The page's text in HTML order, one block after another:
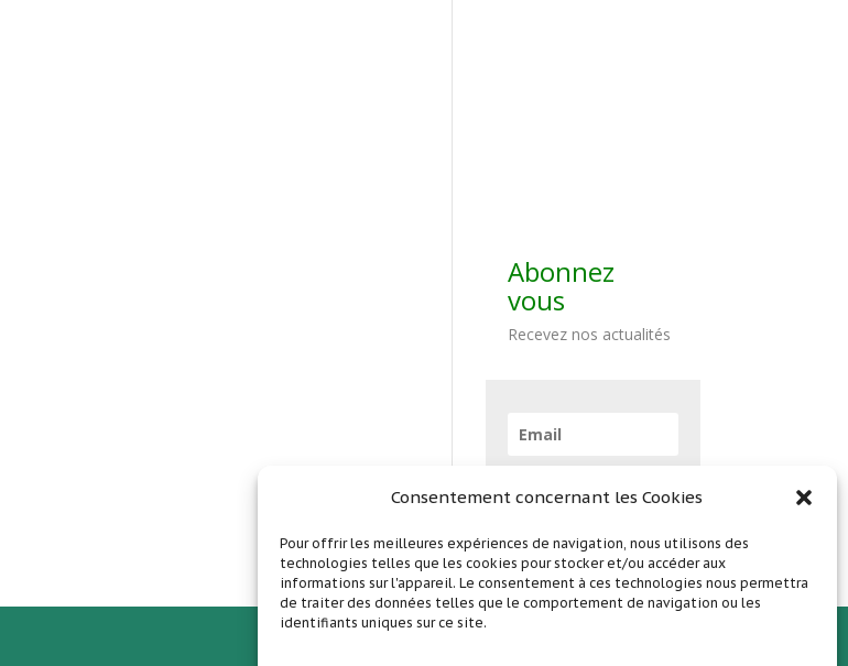
Consentement concernant les Cookies
Pour offrir les meilleures expériences de navigation, nous utilisons des
technologies telles que les cookies pour stocker et/ou accéder aux
informations sur l'appareil. Le consentement à ces technologies nous permettra
de traiter des données telles que le comportement de navigation ou les
identifiants uniques sur ce site.
Abonnez
vous
Recevez nos actualités
Abonnez vous !